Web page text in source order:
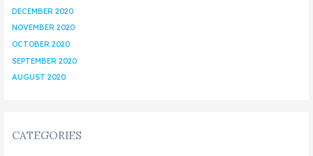
DECEMBER 2020
NOVEMBER 2020
OCTOBER 2020
SEPTEMBER 2020
AUGUST 2020
CATEGORIES